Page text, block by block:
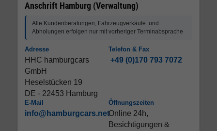
Anschrift Hamburg (Verwaltung)
Alle Kundenberatungen, Fahrzeugverkäufe und
Abholungen erfolgen nur mit vorheriger Terminabsprache
Adresse
HHC hamburgcars
GmbH
Heselstücken 19
DE - 22453 Hamburg
Telefon & Fax
+49 (0)170 793 7072
E-Mail
info@hamburgcars.net
Öffnungszeiten
Online 24h,
Besichtigungen &